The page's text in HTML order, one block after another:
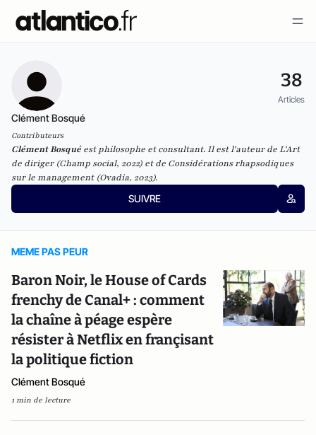
38
Articles
Clément Bosqué
Contributeurs
Clément Bosquéest philosophe et consultant. Il est l'auteur deL'Art
de diriger(Champ social, 2022) et de Considérations rhapsodiques
sur le management(Ovadia, 2023).
SUIVRE
MEME PAS PEUR
Baron Noir, le House of Cards
frenchy de Canal+ : comment
la chaîne à péage espère
résister à Netflix en françisant
la politique fiction
Clément Bosqué
1 min de lecture